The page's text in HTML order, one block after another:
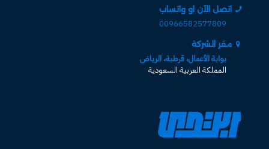
اتصل الآن او واتساب
00966582577809
مقر الشركة
بوابة الأعمال، قرطبة، الرياض
المملكة العربية السعودية